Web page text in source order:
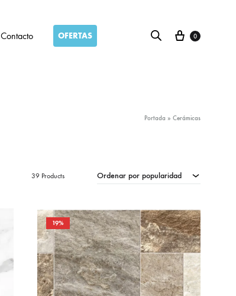
Contacto OFERTAS Carro
0
Portada » Cerámicas
Ordenar por popularidad
39 Products
19%